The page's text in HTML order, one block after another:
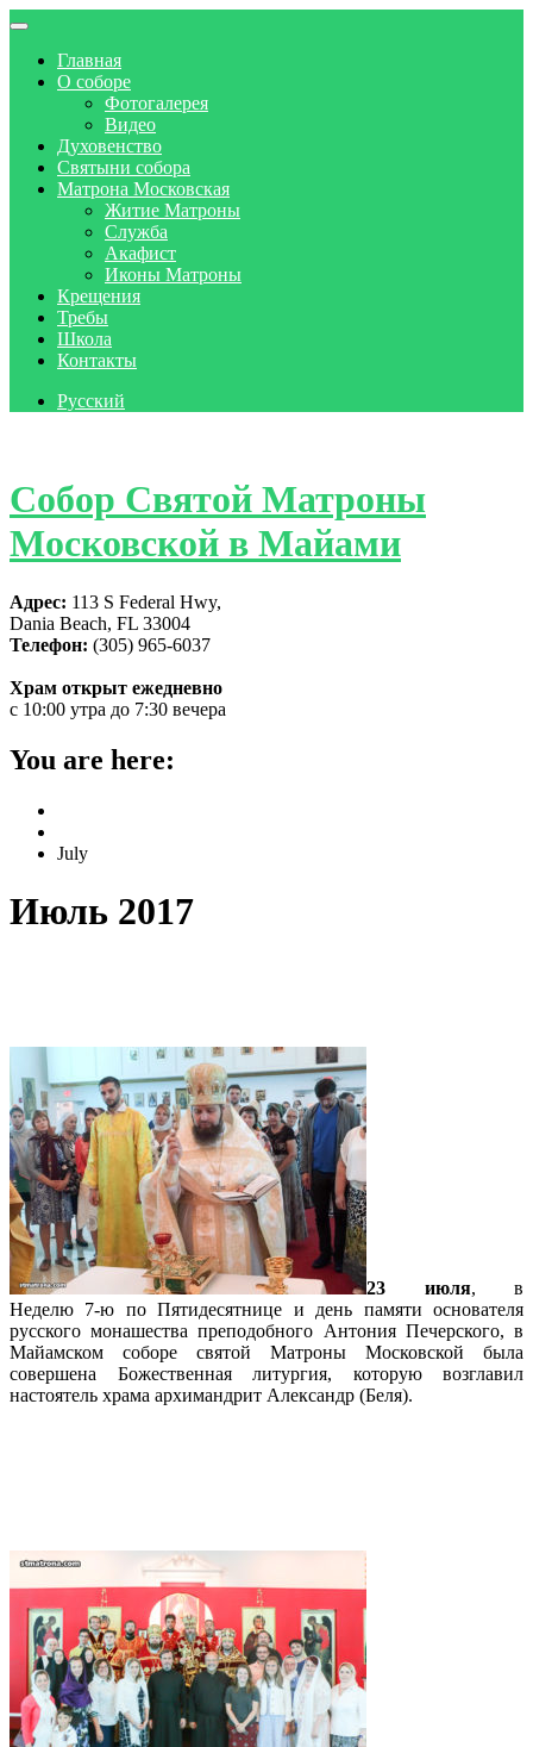
Главная
О соборе
Фотогалерея
Видео
Духовенство
Святыни собора
Матрона Московская
Житие Матроны
Служба
Акафист
Иконы Матроны
Крещения
Требы
Школа
Контакты
Русский
Собор Святой Матроны
Московской в Майами
Адрес: 113 S Federal Hwy,
Dania Beach, FL 33004
Телефон: (305) 965-6037
Храм открыт ежедневно
с 10:00 утра до 7:30 вечера
You are here:
July
Июль 2017
23 июля, в
Неделю 7-ю по Пятидесятнице и день памяти основателя
русского монашества преподобного Антония Печерского, в
Майамском соборе святой Матроны Московской была
совершена Божественная литургия, которую возглавил
настоятель храма архимандрит Александр (Беля).